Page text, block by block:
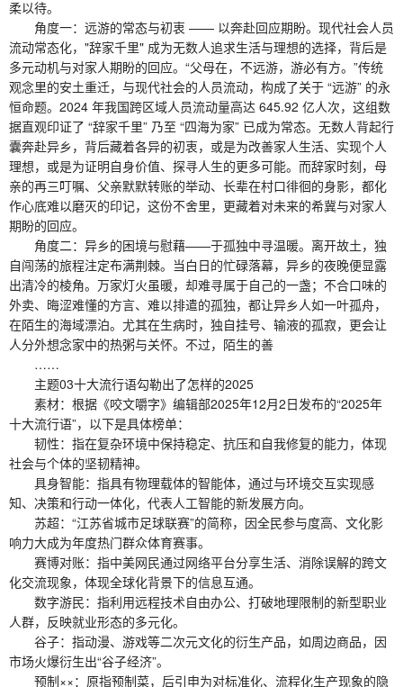
柔以待。
角度一：远游的常态与初衷 —— 以奔赴回应期盼。现代社会人员
流动常态化，"辞家千里" 成为无数人追求生活与理想的选择，背后是
多元动机与对家人期盼的回应。“父母在，不远游，游必有方。”传统
观念里的安土重迁，与现代社会的人员流动，构成了关于 “远游” 的永
恒命题。2024 年我国跨区域人员流动量高达 645.92 亿人次，这组数
据直观印证了 “辞家千里” 乃至 “四海为家” 已成为常态。无数人背起行
囊奔赴异乡，背后藏着各异的初衷，或是为改善家人生活、实现个人
理想，或是为证明自身价值、探寻人生的更多可能。而辞家时刻，母
亲的再三叮嘱、父亲默默转账的举动、长辈在村口徘徊的身影，都化
作心底难以磨灭的印记，这份不舍里，更藏着对未来的希冀与对家人
期盼的回应。
角度二：异乡的困境与慰藉——于孤独中寻温暖。离开故土，独
自闯荡的旅程注定布满荆棘。当白日的忙碌落幕，异乡的夜晚便显露
出清冷的棱角。万家灯火虽暖，却难寻属于自己的一盏；不合口味的
外卖、晦涩难懂的方言、难以排遣的孤独，都让异乡人如一叶孤舟，
在陌生的海域漂泊。尤其在生病时，独自挂号、输液的孤寂，更会让
人分外想念家中的热粥与关怀。不过，陌生的善
……
主题03十大流行语勾勒出了怎样的2025
素材：根据《咬文嚼字》编辑部2025年12月2日发布的“2025年
十大流行语”，以下是具体榜单：
韧性：指在复杂环境中保持稳定、抗压和自我修复的能力，体现
社会与个体的坚韧精神。
具身智能：指具有物理载体的智能体，通过与环境交互实现感
知、决策和行动一体化，代表人工智能的新发展方向。
苏超：“江苏省城市足球联赛”的简称，因全民参与度高、文化影
响力大成为年度热门群众体育赛事。
赛博对账：指中美网民通过网络平台分享生活、消除误解的跨文
化交流现象，体现全球化背景下的信息互通。
数字游民：指利用远程技术自由办公、打破地理限制的新型职业
人群，反映就业形态的多元化。
谷子：指动漫、游戏等二次元文化的衍生产品，如周边商品，因
市场火爆衍生出“谷子经济”。
预制××：原指预制菜，后引申为对标准化、流程化生产现象的隐